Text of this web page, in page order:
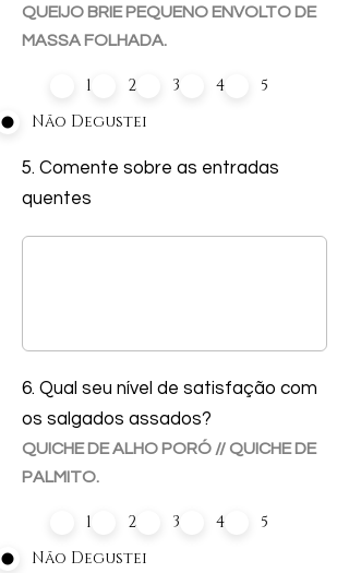
QUEIJO BRIE PEQUENO ENVOLTO DE
MASSA FOLHADA.
1 2 3 4
5
Não Degustei
5. Comente sobre as entradas
quentes
6. Qual seu nível de satisfação com
os salgados assados?
QUICHE DE ALHO PORÓ // QUICHE DE
PALMITO.
1 2 3 4
5
Não Degustei